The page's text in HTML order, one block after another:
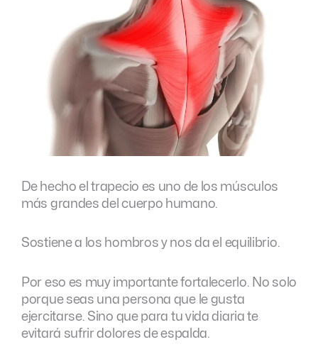
De hecho el trapecio es uno de los músculos
más grandes del cuerpo humano.
Sostiene a los hombros y nos da el equilibrio.
Por eso es muy importante fortalecerlo. No solo
porque seas una persona que le gusta
ejercitarse. Sino que para tu vida diaria te
evitará sufrir dolores de espalda.